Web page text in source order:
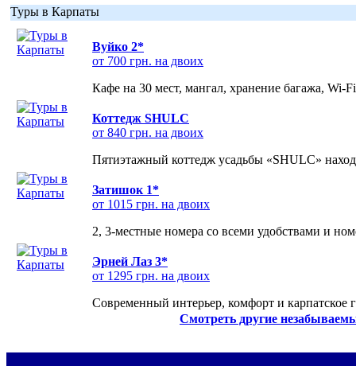
Туры в Карпаты
Вуйко 2*
от 700 грн. на двоих
Кафе на 30 мест, мангал, хранение багажа, Wi-
Коттедж SHULC
от 840 грн. на двоих
Пятиэтажный коттедж усадьбы «SHULC»
Затишок 1*
от 1015 грн. на двоих
2, 3-местные номера со всеми удобствами и
Эрней Лаз 3*
от 1295 грн. на двоих
Современный интерьер, комфорт и карпатское
Смотреть другие